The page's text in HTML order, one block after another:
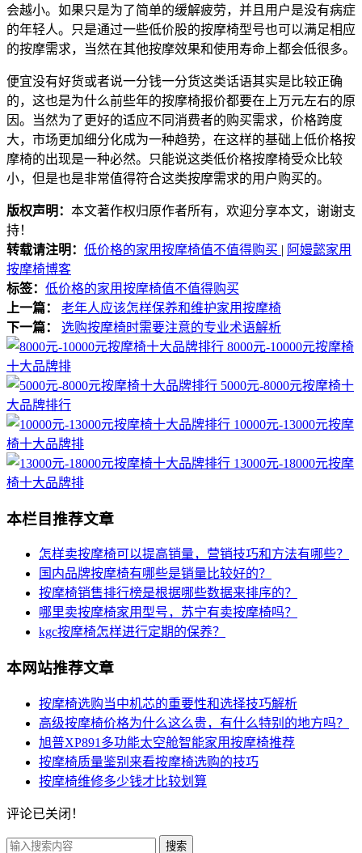
会越小。如果只是为了简单的缓解疲劳，并且用户是没有病症
的年轻人。只是通过一些低价股的按摩椅型号也可以满足相应
的按摩需求，当然在其他按摩效果和使用寿命上都会低很多。
便宜没有好货或者说一分钱一分货这类话语其实是比较正确
的，这也是为什么前些年的按摩椅报价都要在上万元左右的原
因。当然为了更好的适应不同消费者的购买需求，价格跨度
大，市场更加细分化成为一种趋势，在这样的基础上低价格按
摩椅的出现是一种必然。只能说这类低价格按摩椅受众比较
小，但是也是非常值得符合这类按摩需求的用户购买的。
版权声明： 本文著作权归原作者所有，欢迎分享本文，谢谢支
持！
转载请注明： 低价格的家用按摩椅值不值得购买 | 阿嫚懿家用
按摩椅博客
标签： 低价格的家用按摩椅值不值得购买
上一篇：
老年人应该怎样保养和维护家用按摩椅
下一篇：
选购按摩椅时需要注意的专业术语解析
8000元-10000元按摩椅
十大品牌排
5000元-8000元按摩椅十
大品牌排行
10000元-13000元按摩
椅十大品牌排
13000元-18000元按摩
椅十大品牌排
本栏目推荐文章
怎样卖按摩椅可以提高销量，营销技巧和方法有哪些？
国内品牌按摩椅有哪些是销量比较好的？
按摩椅销售排行榜是根据哪些数据来排序的？
哪里卖按摩椅家用型号，苏宁有卖按摩椅吗？
kgc按摩椅怎样进行定期的保养？
本网站推荐文章
按摩椅选购当中机芯的重要性和选择技巧解析
高级按摩椅价格为什么这么贵，有什么特别的地方吗？
旭普XP891多功能太空舱智能家用按摩椅推荐
按摩椅质量鉴别来看按摩椅选购的技巧
按摩椅维修多少钱才比较划算
评论已关闭！
搜索